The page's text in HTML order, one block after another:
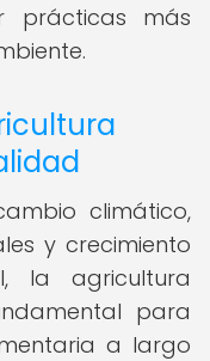
prácticas más
climático,
y crecimiento
la agricultura
para
a largo